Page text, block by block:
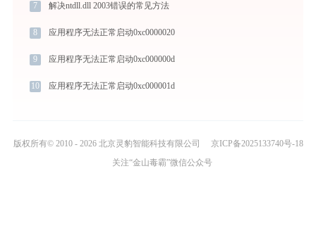
7 解决ntdll.dll 2003错误的常见方法
8 应用程序无法正常启动0xc0000020
9 应用程序无法正常启动0xc000000d
10 应用程序无法正常启动0xc000001d
版权所有© 2010 - 2026 北京灵豹智能科技有限公司
京ICP备2025133740号-18
关注“金山毒霸”微信公众号